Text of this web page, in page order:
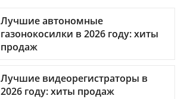
Лучшие автономные
газонокосилки в 2026 году: хиты
продаж
Лучшие видеорегистраторы в
2026 году: хиты продаж